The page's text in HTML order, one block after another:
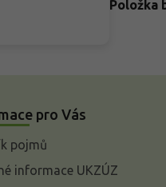
Položka
pro Vás
pojmů
informace UKZÚZ